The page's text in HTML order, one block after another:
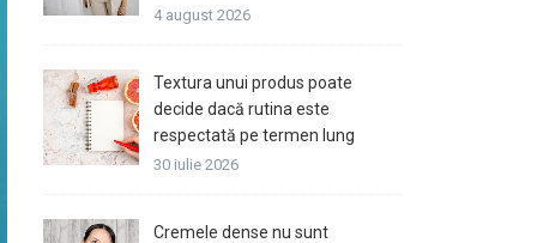
4 august 2026
Textura unui produs poate
decide dacă rutina este
respectată pe termen lung
30 iulie 2026
Cremele dense nu sunt